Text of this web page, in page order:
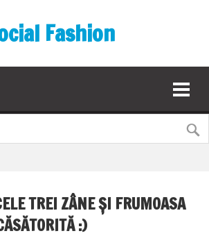
Fashion
TREI ZÂNE ȘI FRUMOASA
:)